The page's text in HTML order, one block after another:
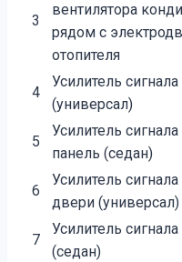
3
вентилятора
рядом с
отопителя
4
Усилитель
(универсал)
5
Усилитель
панель (седан)
6
Усилитель
двери (универсал)
7
Усилитель
(седан)